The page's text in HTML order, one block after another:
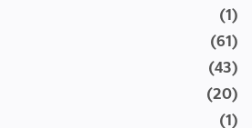
(1)
(61)
(43)
(20)
(1)